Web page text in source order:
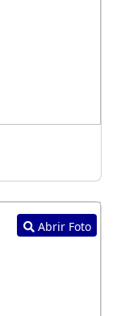
Abrir Foto